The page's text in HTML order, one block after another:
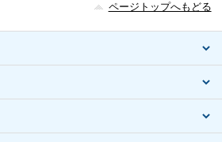
ページトップへもどる